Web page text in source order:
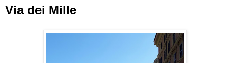
Via dei Mille